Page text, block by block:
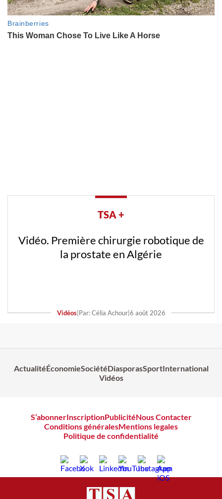
TSA +
Vidéo. Première chirurgie robotique de
la prostate en Algérie
Vidéos| Par: Célia Achour| 6 août 2026
ActualitéÉconomieSociétéDiasporasSportInternational
Vidéos
S’abonnerInscriptionPublicitéNous Contacter
Conditions généralesMentions legales
Politique de confidentialité